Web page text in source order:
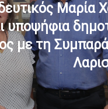
Μαρία
υποψήφια
με τη